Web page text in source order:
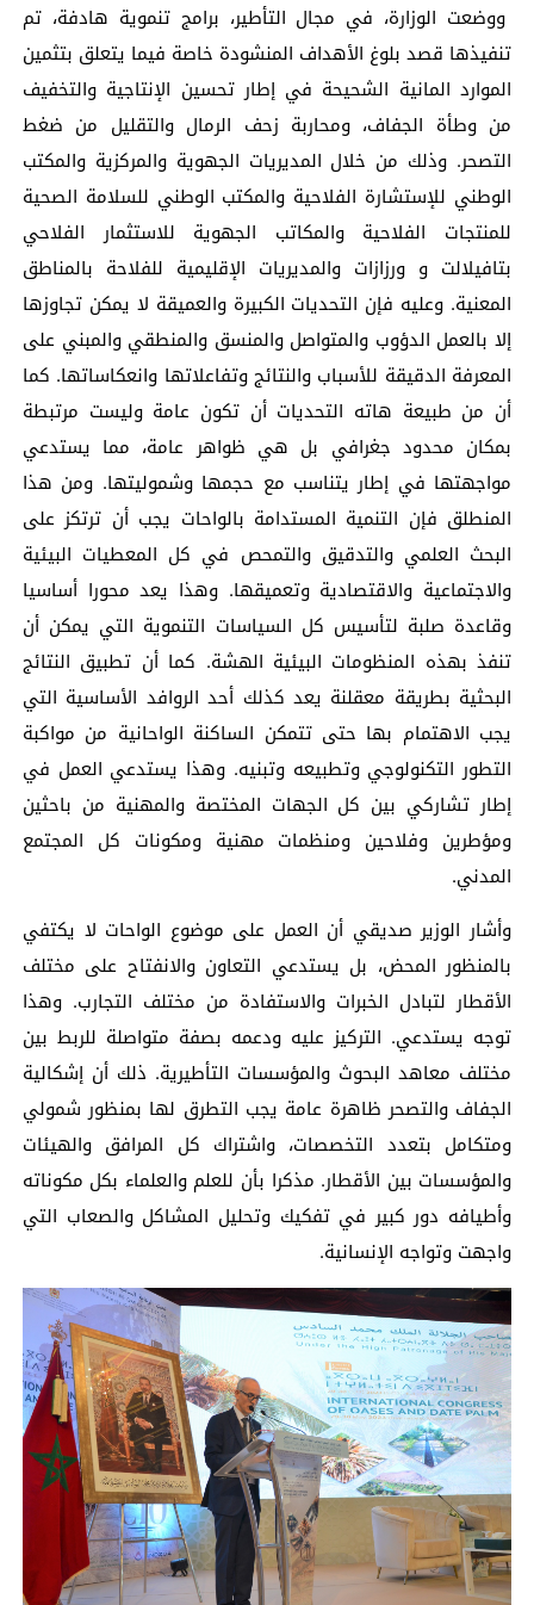
ووضعت الوزارة، في مجال التأطير، برامج تنموية هادفة، تم
تنفيذها قصد بلوغ الأهداف المنشودة خاصة فيما يتعلق بتثمين
الموارد المانية الشحيحة في إطار تحسين الإنتاجية والتخفيف
من وطأة الجفاف، ومحاربة زحف الرمال والتقليل من ضغط
التصحر. وذلك من خلال المديريات الجهوية والمركزية والمكتب
الوطني للإستشارة الفلاحية والمكتب الوطني للسلامة الصحية
للمنتجات الفلاحية والمكاتب الجهوية للاستثمار الفلاحي
بتافيلالت و ورزازات والمديريات الإقليمية للفلاحة بالمناطق
المعنية. وعليه فإن التحديات الكبيرة والعميقة لا يمكن تجاوزها
إلا بالعمل الدؤوب والمتواصل والمنسق والمنطقي والمبني على
المعرفة الدقيقة للأسباب والنتائج وتفاعلاتها وانعكاساتها. كما
أن من طبيعة هاته التحديات أن تكون عامة وليست مرتبطة
بمكان محدود جغرافي بل هي ظواهر عامة، مما يستدعي
مواجهتها في إطار يتناسب مع حجمها وشموليتها. ومن هذا
المنطلق فإن التنمية المستدامة بالواحات يجب أن ترتكز على
البحث العلمي والتدقيق والتمحص في كل المعطيات البيئية
والاجتماعية والاقتصادية وتعميقها. وهذا يعد محورا أساسيا
وقاعدة صلبة لتأسيس كل السياسات التنموية التي يمكن أن
تنفذ بهذه المنظومات البيئية الهشة. كما أن تطبيق النتائج
البحثية بطريقة معقلنة يعد كذلك أحد الروافد الأساسية التي
يجب الاهتمام بها حتى تتمكن الساكنة الواحانية من مواكبة
التطور التكنولوجي وتطبيعه وتبنيه. وهذا يستدعي العمل في
إطار تشاركي بين كل الجهات المختصة والمهنية من باحثين
ومؤطرين وفلاحين ومنظمات مهنية ومكونات كل المجتمع
المدني.
وأشار الوزير صديقي أن العمل على موضوع الواحات لا يكتفي
بالمنظور المحض، بل يستدعي التعاون والانفتاح على مختلف
الأقطار لتبادل الخبرات والاستفادة من مختلف التجارب. وهذا
توجه يستدعي. التركيز عليه ودعمه بصفة متواصلة للربط بين
مختلف معاهد البحوث والمؤسسات التأطيرية. ذلك أن إشكالية
الجفاف والتصحر ظاهرة عامة يجب التطرق لها بمنظور شمولي
ومتكامل بتعدد التخصصات، واشتراك كل المرافق والهيئات
والمؤسسات بين الأقطار. مذكرا بأن للعلم والعلماء بكل مكوناته
وأطيافه دور كبير في تفكيك وتحليل المشاكل والصعاب التي
واجهت وتواجه الإنسانية.